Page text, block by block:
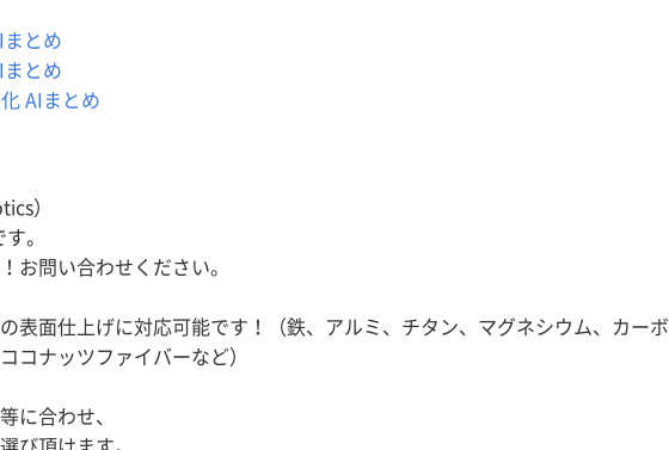
製品に関してのお問合せ、カタログダウンロードは下記『お問合せ・カタロ
ら！』からよろしくお願いします。
とめ
とめ
AIまとめ
）
。
問い合わせください。
表面仕上げに対応可能です！（鉄、アルミ、チタン、マグネシウム、カー
コナッツファイバーなど）
に合わせ、